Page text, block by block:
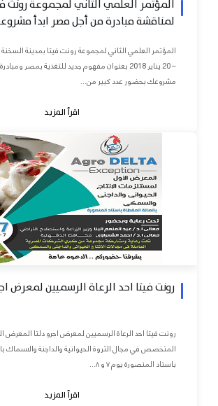
المؤتمر العلمي الثاني لمجموعة رونت
لمناقشة مبادرة من أجل مصر ابدأ
– 20 يناير 2018 بعنوان مفهوم جديد للتغذية بمصر
مشروعك بحضور عدد كبير من...
اقرأ المزيد
رونت فيتا احد الرعاة الرسميين لمعرض
رونت فيتا احد الرعاة الرسميين لمعرض اجرو دلتا المعرض
المتخصص في مجال الثروة الحيوانية والداجنة والاسماك
باستاد المنصورة يوم ٧ و ٨...
اقرأ المزيد